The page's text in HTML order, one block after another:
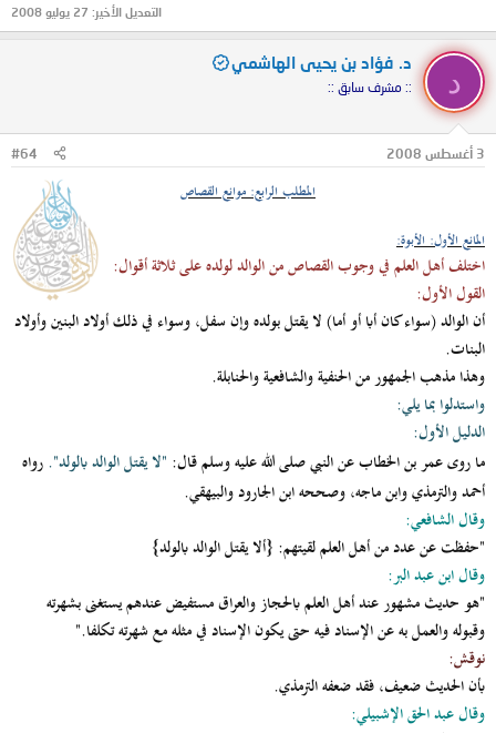
التعديل الأخير: 27 يوليو 2008
د
د. فؤاد بن يحيى الهاشمي
:: مشرف سابق ::
3 أغسطس 2008 #64
المطلب الرابع: موانع القصاص
المانع الأول: الأبوة:
اختلف أهل العلم في وجوب القصاص من الوالد لولده على ثلاثة أقوال:
القول الأول:
أن الوالد (سواء كان أبا أو أما) لا يقتل بولده وإن سفل، وسواء في ذلك أولاد البنين وأولاد
البنات.
وهذا مذهب الجمهور من الحنفية والشافعية والحنابلة.
واستدلوا بما يلي:
الدليل الأول:
ما روى عمر بن الخطاب عن النبي صلى الله عليه وسلم قال: "لا يقتل الوالد بالولد".رواه
أحمد والترمذي وابن ماجه، وصححه ابن الجارود والبيهقي.
وقال الشافعي:
"حفظت عن عدد من أهل العلم لقيتهم: {ألا يقتل الوالد بالولد}
وقال ابن عبد البر:
"هو حديث مشهور عند أهل العلم بالحجاز والعراق مستفيض عندهم يستغنى بشهرته
وقبوله والعمل به عن الإسناد فيه حتى يكون الإسناد في مثله مع شهرته تكلفا."
نوقش:
بأن الحديث ضعيف، فقد ضعفه الترمذي.
وقال عبد الحق الإشبيلي: